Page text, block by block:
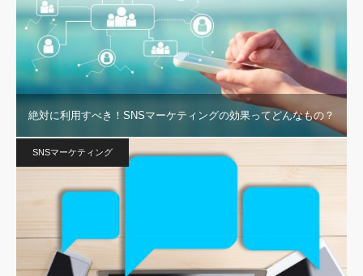
絶対に利用すべき！SNSマーケティングの効果ってどんなもの？
SNSマーケティング